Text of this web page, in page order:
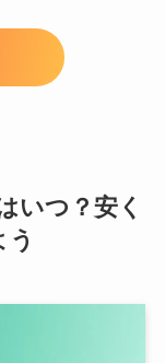
いつ？安く